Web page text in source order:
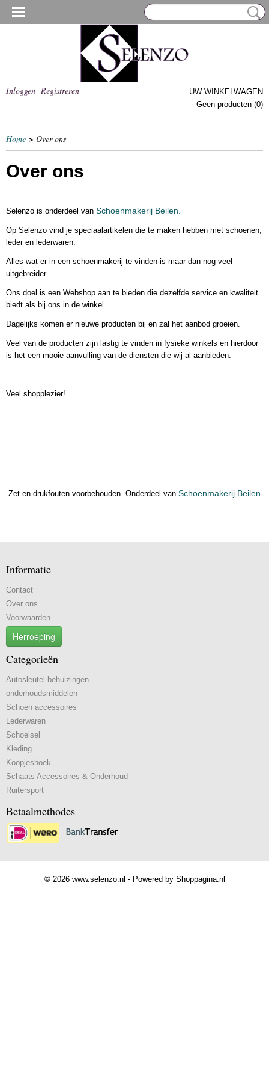
Inloggen Registreren
UW WINKELWAGEN
Geen producten (0)
Home > Over ons
Over ons
Selenzo is onderdeel van Schoenmakerij Beilen.
Op Selenzo vind je speciaalartikelen die te maken hebben met schoenen,
leder en lederwaren.
Alles wat er in een schoenmakerij te vinden is maar dan nog veel
uitgebreider.
Ons doel is een Webshop aan te bieden die dezelfde service en kwaliteit
biedt als bij ons in de winkel.
Dagelijks komen er nieuwe producten bij en zal het aanbod groeien.
Veel van de producten zijn lastig te vinden in fysieke winkels en hierdoor
is het een mooie aanvulling van de diensten die wij al aanbieden.
Veel shopplezier!
Zet en drukfouten voorbehouden. Onderdeel van Schoenmakerij Beilen
Informatie
Contact
Over ons
Voorwaarden
Herroeping
Categorieën
Autosleutel behuizingen
onderhoudsmiddelen
Schoen accessoires
Lederwaren
Schoeisel
Kleding
Koopjeshoek
Schaats Accessoires & Onderhoud
Ruitersport
Betaalmethodes
© 2026 www.selenzo.nl - Powered by Shoppagina.nl